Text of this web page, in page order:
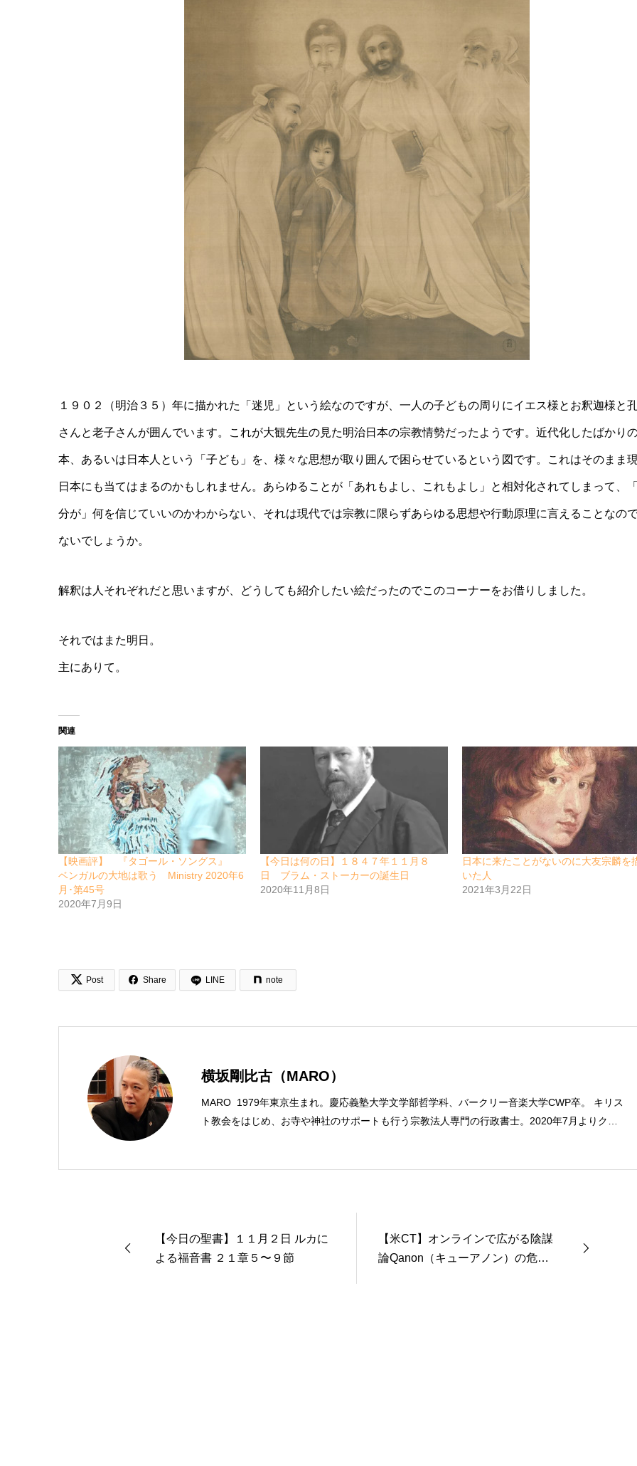
１９０２（明治３５）年に描かれた「迷児」という絵なのですが、一人の子どもの周りにイエス様とお釈迦様と
さんと老子さんが囲んでいます。これが大観先生の見た明治日本の宗教情勢だったようです。近代化したばかり
本、あるいは日本人という「子ども」を、様々な思想が取り囲んで困らせているという図です。これはそのまま
日本にも当てはまるのかもしれません。あらゆることが「あれもよし、これもよし」と相対化されてしまって、
分が」何を信じていいのかわからない、それは現代では宗教に限らずあらゆる思想や行動原理に言えることなの
ないでしょうか。
解釈は人それぞれだと思いますが、どうしても紹介したい絵だったのでこのコーナーをお借りしました。
それではまた明日。
主にありて。
関連
【映画評】 『タゴール・ソングス』
ベンガルの大地は歌う Ministry 2020年6
月･第45号
2020年7月9日
【今日は何の日】１８４７年１１月８
日 ブラム・ストーカーの誕生日
2020年11月8日
日本に来たことがないのに大友宗麟を
いた人
2021年3月22日
 Post  Share LINE note
横坂剛比古（MARO）
MARO 1979年東京生まれ。慶応義塾大学文学部哲学科、バークリー音楽大学CWP卒。 キリス
ト教会をはじめ、お寺や神社のサポートも行う宗教法人専門の行政書士。2020年7月よりクリ
ンド社）、『世界一ゆるい聖書入門』、『世界一ゆるい聖書教室』（「ふざけ担当」LEONとの
共著、講談社）などがある。新著<a href="https://amzn.to/376F9aC">『ふっと心がラクにな
る 眠れぬ夜の聖書のことば』（大和書房）</a>２０２２年３月１５日発売。
【今日の聖書】１１月２日 ルカに
よる福音書 ２１章５〜９節
【米CT】オンラインで広がる陰謀
論Qanon（キューアノン）の危険